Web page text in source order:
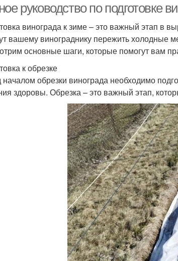
руководство по подготовке
винограда к зиме – это важный этап в
вашему винограднику пережить холодные
основные шаги, которые помогут вам
к обрезке
обрезки винограда необходимо
здоровы. Обрезка – это важный этап,